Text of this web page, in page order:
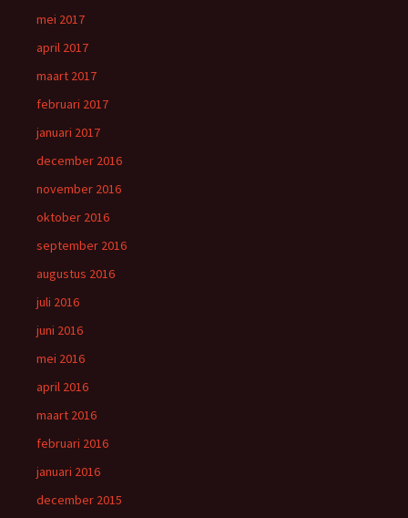
mei 2017
april 2017
maart 2017
februari 2017
januari 2017
december 2016
november 2016
oktober 2016
september 2016
augustus 2016
juli 2016
juni 2016
mei 2016
april 2016
maart 2016
februari 2016
januari 2016
december 2015